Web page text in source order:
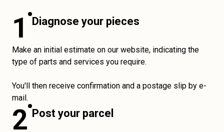
1 Diagnose your pieces
Make an initial estimate on our website, indicating the
type of parts and services you require.
You'll then receive confirmation and a postage slip by e-
mail.
2 Post your parcel